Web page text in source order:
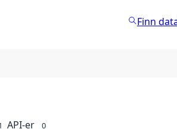
Finn
API-er 0